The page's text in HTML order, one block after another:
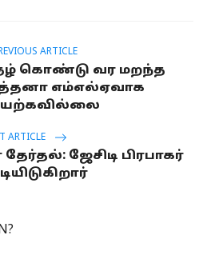
ARTICLE
கொண்டு வர மறந்த
எம்எல்ஏவாக
ARTICLE
ஜேசிடி பிரபாகர்